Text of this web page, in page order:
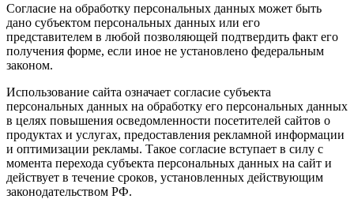
Согласие на обработку персональных данных может быть
дано субъектом персональных данных или его
представителем в любой позволяющей подтвердить факт его
получения форме, если иное не установлено федеральным
законом.
Использование сайта означает согласие субъекта
персональных данных на обработку его персональных данных
в целях повышения осведомленности посетителей сайтов о
продуктах и услугах, предоставления рекламной информации
и оптимизации рекламы. Такое согласие вступает в силу с
момента перехода субъекта персональных данных на сайт и
действует в течение сроков, установленных действующим
законодательством РФ.